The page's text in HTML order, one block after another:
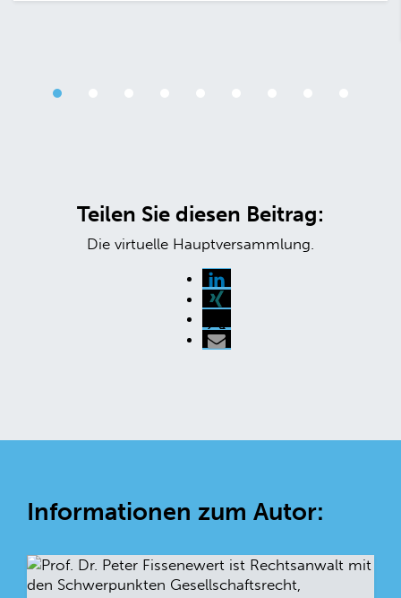
Teilen Sie diesen Beitrag:
Die virtuelle Hauptversammlung.
Informationen zum Autor: